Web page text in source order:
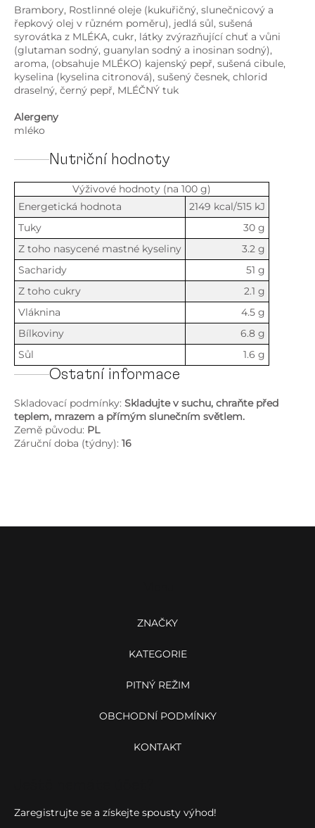
Brambory, Rostlinné oleje (kukuřičný, slunečnicový a
řepkový olej v různém poměru), jedlá sůl, sušená
syrovátka z MLÉKA, cukr, látky zvýrazňující chuť a vůni
(glutaman sodný, guanylan sodný a inosinan sodný),
aroma, (obsahuje MLÉKO) kajenský pepř, sušená cibule,
kyselina (kyselina citronová), sušený česnek, chlorid
draselný, černý pepř, MLÉČNÝ tuk
Alergeny
mléko
Nutriční hodnoty
Výživové hodnoty (na 100 g)
Energetická hodnota
2149 kcal/515 kJ
Tuky
30 g
Z toho nasycené mastné kyseliny
3.2 g
Sacharidy
51 g
Z toho cukry
2.1 g
Vláknina
4.5 g
Bílkoviny
6.8 g
Sůl
1.6 g
Ostatní informace
Skladovací podmínky: Skladujte v suchu, chraňte před
teplem, mrazem a přímým slunečním světlem.
Země původu: PL
Záruční doba (týdny): 16
ZNAČKY
KATEGORIE
PITNÝ REŽIM
OBCHODNÍ PODMÍNKY
KONTAKT
Zaregistrujte se a získejte spousty výhod!